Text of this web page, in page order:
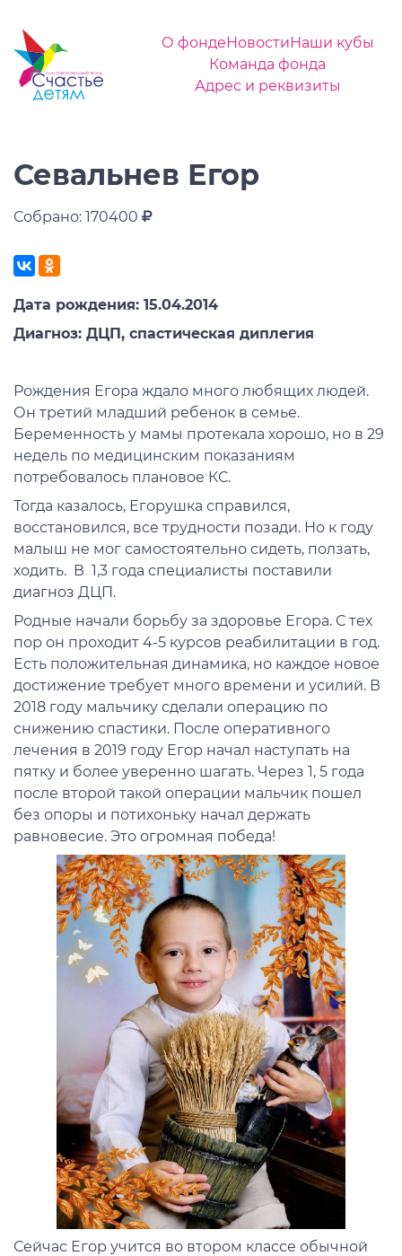
О фондеНовостиНаши кубы
Команда фонда
Адрес и реквизиты
Севальнев Егор
Собрано: 170400
Дата рождения: 15.04.2014
Диагноз: ДЦП, спастическая диплегия
Рождения Егора ждало много любящих людей.
Он третий младший ребенок в семье.
Беременность у мамы протекала хорошо, но в 29
недель по медицинским показаниям
потребовалось плановое КС.
Тогда казалось, Егорушка справился,
восстановился, все трудности позади. Но к году
малыш не мог самостоятельно сидеть, ползать,
ходить. В 1,3 года специалисты поставили
диагноз ДЦП.
Родные начали борьбу за здоровье Егора. С тех
пор он проходит 4-5 курсов реабилитации в год.
Есть положительная динамика, но каждое новое
достижение требует много времени и усилий. В
2018 году мальчику сделали операцию по
снижению спастики. После оперативного
лечения в 2019 году Егор начал наступать на
пятку и более уверенно шагать. Через 1, 5 года
после второй такой операции мальчик пошел
без опоры и потихоньку начал держать
равновесие. Это огромная победа!
Сейчас Егор учится во втором классе обычной